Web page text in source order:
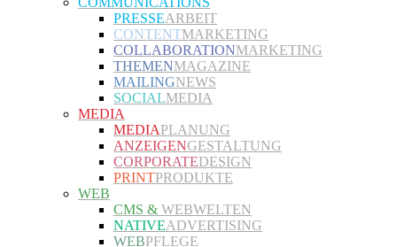
PRESSEARBEIT
CONTENTMARKETING
COLLABORATIONMARKETING
THEMENMAGAZINE
MAILINGNEWS
SOCIALMEDIA
MEDIA
MEDIAPLANUNG
ANZEIGENGESTALTUNG
CORPORATEDESIGN
PRINTPRODUKTE
WEB
CMS & WEBWELTEN
NATIVEADVERTISING
WEBPFLEGE